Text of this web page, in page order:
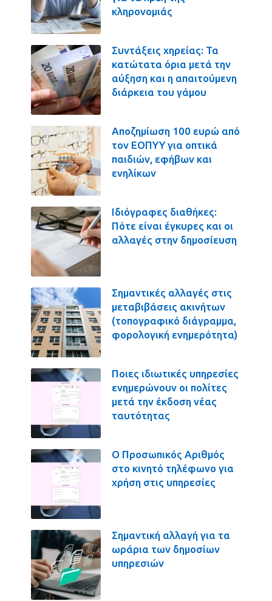
κληρονομιάς
Συντάξεις χηρείας: Τα
κατώτατα όρια μετά την
αύξηση και η απαιτούμενη
διάρκεια του γάμου
Αποζημίωση 100 ευρώ από
τον ΕΟΠΥΥ για οπτικά
παιδιών, εφήβων και
ενηλίκων
Ιδιόγραφες διαθήκες:
Πότε είναι έγκυρες και οι
αλλαγές στην δημοσίευση
Σημαντικές αλλαγές στις
μεταβιβάσεις ακινήτων
(τοπογραφικό διάγραμμα,
φορολογική ενημερότητα)
Ποιες ιδιωτικές υπηρεσίες
ενημερώνουν οι πολίτες
μετά την έκδοση νέας
ταυτότητας
Ο Προσωπικός Αριθμός
στο κινητό τηλέφωνο για
χρήση στις υπηρεσίες
Σημαντική αλλαγή για τα
ωράρια των δημοσίων
υπηρεσιών